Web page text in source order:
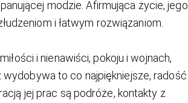
modzie. Afirmująca życie, jego
i łatwym rozwiązaniom.
i nienawiści, pokoju i wojnach,
to co najpiękniejsze, radość
jej prac są podróże, kontakty z